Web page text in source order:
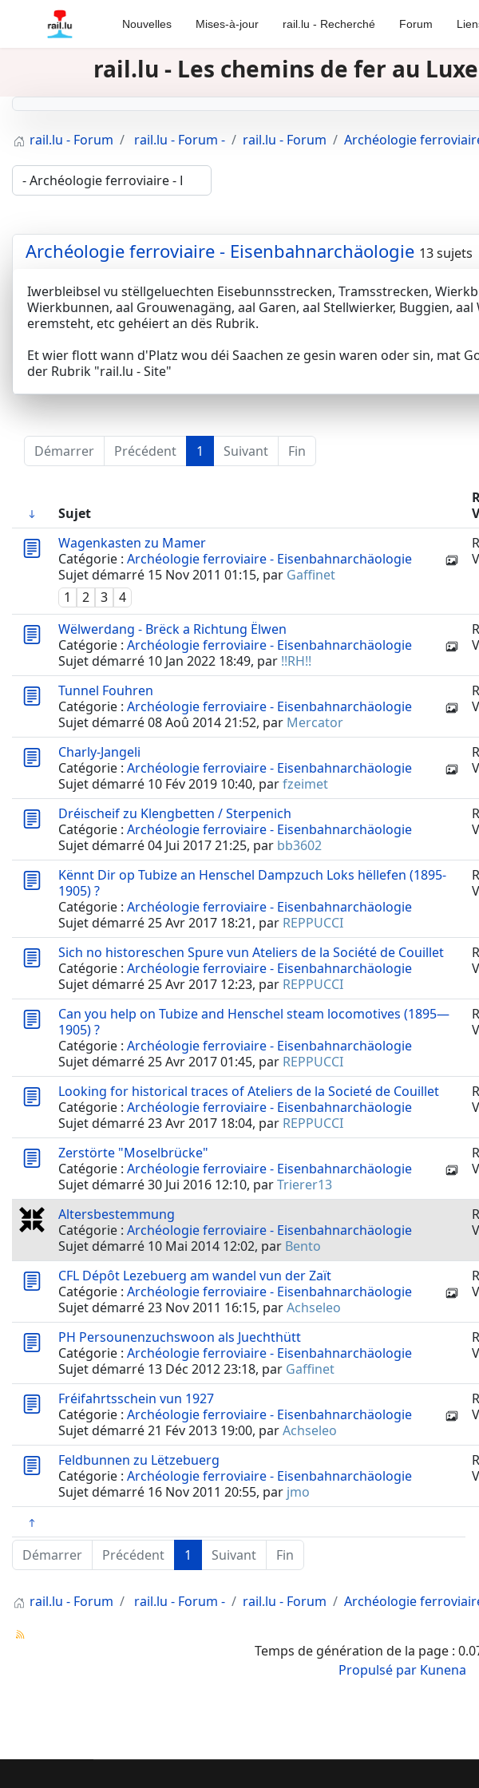
Nouvelles Mises-à-jour rail.lu - Recherché Forum
rail.lu - Les chemins de fer au
rail.lu - Forum rail.lu - Forum - rail.lu - Forum Archéologie
Archéologie ferroviaire - Eisenbahnarchäologie 13 sujets
Iwerbleibsel vu stëllgeluechten Eisebunnsstrecken, Tramsstrecken,
Wierkbunnen, aal Grouwenagäng, aal Garen, aal Stellwierker, Buggien,
eremsteht, etc gehéiert an dës Rubrik.
Et wier flott wann d'Platz wou déi Saachen ze gesin waren oder sin, mat
der Rubrik "rail.lu - Site"
Démarrer Précédent 1 Suivant Fin
Sujet
Wagenkasten zu Mamer
Catégorie : Archéologie ferroviaire - Eisenbahnarchäologie
Sujet démarré 15 Nov 2011 01:15, par Gaffinet
1
2 3 4
Wëlwerdang - Brëck a Richtung Ëlwen
Catégorie : Archéologie ferroviaire - Eisenbahnarchäologie
Sujet démarré 10 Jan 2022 18:49, par !!RH!!
Tunnel Fouhren
Catégorie : Archéologie ferroviaire - Eisenbahnarchäologie
Sujet démarré 08 Aoû 2014 21:52, par Mercator
Charly-Jangeli
Catégorie : Archéologie ferroviaire - Eisenbahnarchäologie
Sujet démarré 10 Fév 2019 10:40, parfzeimet
Dréischeif zu Klengbetten / Sterpenich
Catégorie : Archéologie ferroviaire - Eisenbahnarchäologie
Sujet démarré 04 Jui 2017 21:25, par bb3602
Kënnt Dir op Tubize an Henschel Dampzuch Loks hëllefen (1895-
1905) ?
Catégorie : Archéologie ferroviaire - Eisenbahnarchäologie
Sujet démarré 25 Avr 2017 18:21, par REPPUCCI
Sich no historeschen Spure vun Ateliers de la Société de Couillet
Catégorie : Archéologie ferroviaire - Eisenbahnarchäologie
Sujet démarré 25 Avr 2017 12:23, par REPPUCCI
Can you help on Tubize and Henschel steam locomotives (1895—
1905) ?
Catégorie : Archéologie ferroviaire - Eisenbahnarchäologie
Sujet démarré 25 Avr 2017 01:45, par REPPUCCI
Looking for historical traces of Ateliers de la Societé de Couillet
Catégorie : Archéologie ferroviaire - Eisenbahnarchäologie
Sujet démarré 23 Avr 2017 18:04, par REPPUCCI
Zerstörte "Moselbrücke"
Catégorie : Archéologie ferroviaire - Eisenbahnarchäologie
Sujet démarré 30 Jui 2016 12:10, parTrierer13
Altersbestemmung
Catégorie : Archéologie ferroviaire - Eisenbahnarchäologie
Sujet démarré 10 Mai 2014 12:02, par Bento
CFL Dépôt Lezebuerg am wandel vun der Zaït
Catégorie : Archéologie ferroviaire - Eisenbahnarchäologie
Sujet démarré 23 Nov 2011 16:15, parAchseleo
PH Persounenzuchswoon als Juechthütt
Catégorie : Archéologie ferroviaire - Eisenbahnarchäologie
Sujet démarré 13 Déc 2012 23:18, par Gaffinet
Fréifahrtsschein vun 1927
Catégorie : Archéologie ferroviaire - Eisenbahnarchäologie
Sujet démarré 21 Fév 2013 19:00, parAchseleo
Feldbunnen zu Lëtzebuerg
Catégorie : Archéologie ferroviaire - Eisenbahnarchäologie
Sujet démarré 16 Nov 2011 20:55, par jmo
Démarrer Précédent 1 Suivant Fin
rail.lu - Forum rail.lu - Forum - rail.lu - Forum Archéologie
Temps de génération de la page :
Propulsé par Kunena